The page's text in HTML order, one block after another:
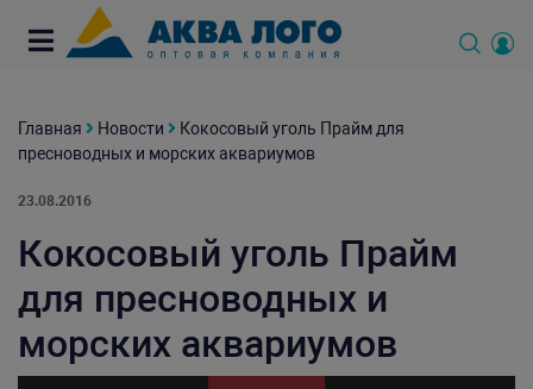
Главная Новости
Кокосовый уголь Прайм для
пресноводных и морских аквариумов
23.08.2016
Кокосовый уголь Прайм
для пресноводных и
морских аквариумов